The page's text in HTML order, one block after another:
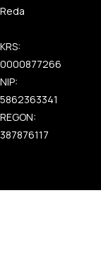
Reda
KRS:
0000877266
NIP:
5862363341
REGON:
387876117